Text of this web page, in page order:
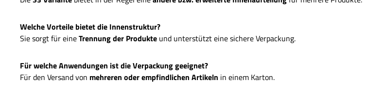
Welche Vorteile bietet die Innenstruktur?
Sie sorgt für eineTrennung der Produkte und unterstützt eine sichere Verpackung.
Für welche Anwendungen ist die Verpackung geeignet?
Für den Versand von mehreren oder empfindlichen Artikeln in einem Karton.